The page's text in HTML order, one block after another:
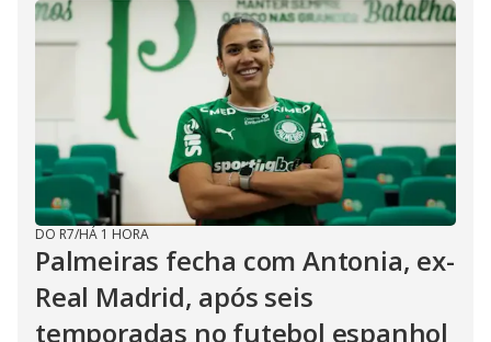
DO R7/HÁ 1 HORA
Palmeiras fecha com Antonia, ex-
Real Madrid, após seis
temporadas no futebol espanhol